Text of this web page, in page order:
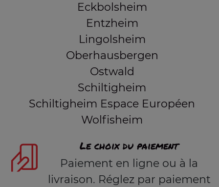
Eckbolsheim
Entzheim
Lingolsheim
Oberhausbergen
Ostwald
Schiltigheim
Schiltigheim Espace Européen
Wolfisheim
Le choix du paiement
Paiement en ligne ou à la
livraison. Réglez par paiement